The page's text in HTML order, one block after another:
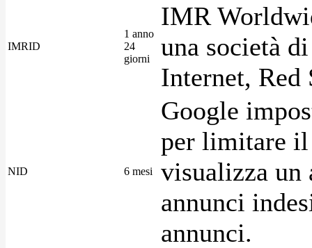
IMRID
1 anno
24
giorni
IMR
una società
Internet, Red
NID 6 mesi
Google
per limitare
visualizza un
annunci
annunci.